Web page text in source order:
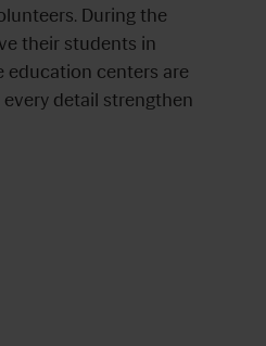
During the
their students in
education centers are
detail strengthen